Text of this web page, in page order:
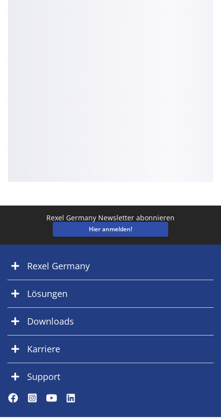
Rexel Germany Newsletter abonnieren
Hier anmelden!
Rexel Germany
Lösungen
Downloads
Karriere
Support